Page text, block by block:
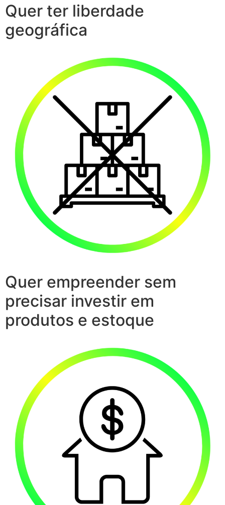
Quer ter liberdade
geográfica
Quer empreender sem
precisar investir em
produtos e estoque